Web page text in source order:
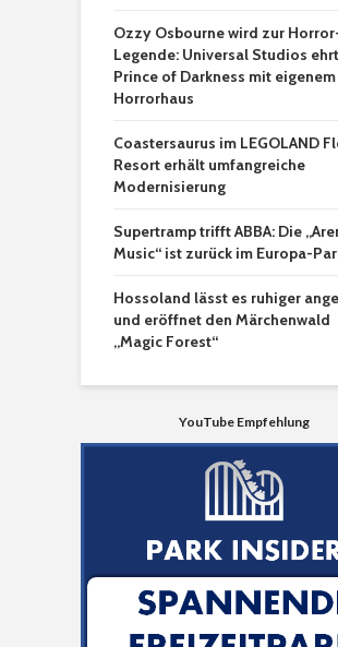
Ozzy Osbourne wird zur
Legende: Universal Studios
Prince of Darkness mit eigenem
Horrorhaus
Coastersaurus im LEGOLAND
Resort erhält umfangreiche
Modernisierung
Supertramp trifft ABBA: Die
Music“ ist zurück im Europa-
Hossoland lässt es ruhiger
und eröffnet den Märchenwald
„Magic Forest“
YouTube Empfehlung